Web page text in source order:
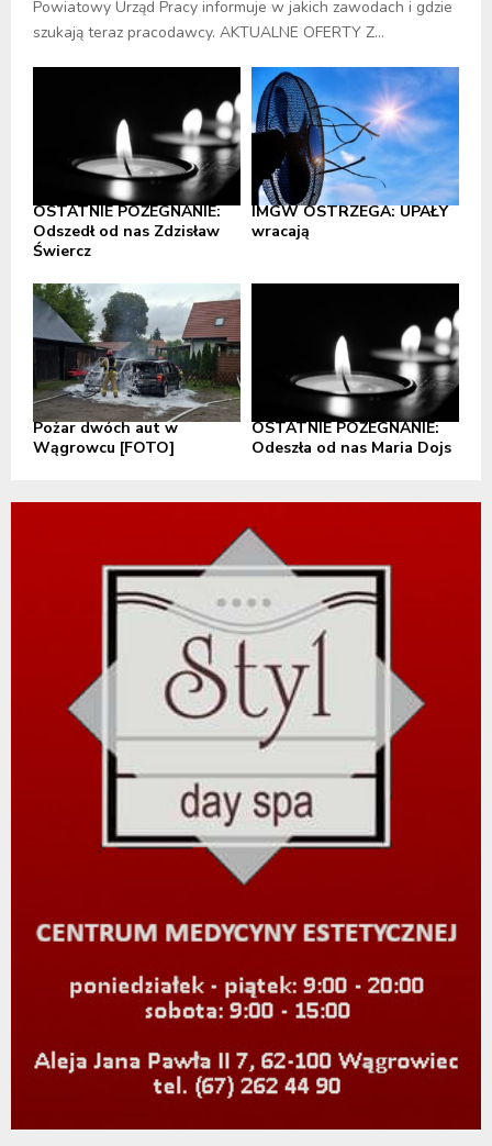
Powiatowy Urząd Pracy informuje w jakich zawodach i gdzie
szukają teraz pracodawcy. AKTUALNE OFERTY Z...
OSTATNIE POŻEGNANIE:
Odszedł od nas Zdzisław
Świercz
IMGW OSTRZEGA: UPAŁY
wracają
Pożar dwóch aut w
Wągrowcu [FOTO]
OSTATNIE POŻEGNANIE:
Odeszła od nas Maria Dojs